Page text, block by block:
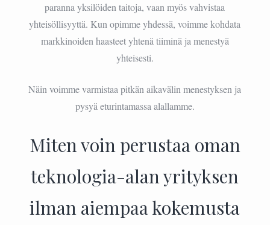
paranna yksilöiden taitoja, vaan myös vahvistaa
yhteisöllisyyttä. Kun opimme yhdessä, voimme kohdata
markkinoiden haasteet yhtenä tiiminä ja menestyä
yhteisesti.
Näin voimme varmistaa pitkän aikavälin menestyksen ja
pysyä eturintamassa alallamme.
Miten voin perustaa oman
teknologia-alan yrityksen
ilman aiempaa kokemusta